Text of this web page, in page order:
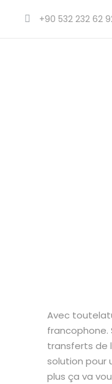
+90 532 232 62
Avec
francophone.
transferts de
solution pour
plus ça va